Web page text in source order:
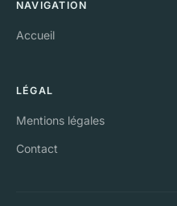
NAVIGATION
Accueil
LÉGAL
Mentions légales
Contact